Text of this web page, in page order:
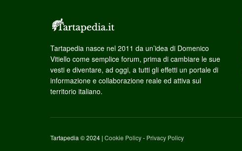
Tartapedia nasce nel 2011 da un’idea di Domenico
Vitiello come semplice forum, prima di cambiare le sue
vesti e diventare, ad oggi, a tutti gli effetti un portale di
informazione e collaborazione reale ed attiva sul
territorio italiano.
Tartapedia © 2024 | Cookie Policy- Privacy Policy